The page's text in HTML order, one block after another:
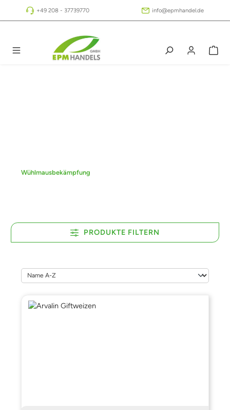
Zum Hauptinhalt springen
+49 208 - 37739770 info@epmhandel.de
Wühlmausbekämpfung
PRODUKTE FILTERN